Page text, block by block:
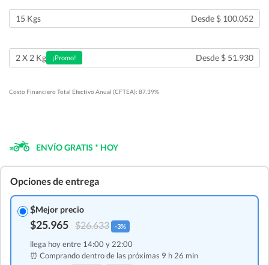
15 Kgs Desde $ 100.052
2 X 2 Kg ¡Promo! Desde $ 51.930
Costo Financiero Total Efectivo Anual (CFTEA): 87.39%
ENVÍO GRATIS * HOY
Opciones de entrega
$Mejor precio
$25.965 $26.633 -3%
llega hoy entre 14:00 y 22:00
⏰ Comprando dentro de las próximas 9 h 26 min